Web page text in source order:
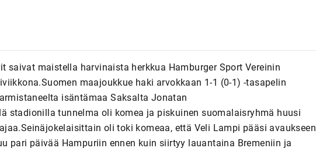
saivat maistella harvinaista herkkua Hamburger Sport Vereinin
maajoukkue haki arvokkaan 1-1 (0-1) -tasapelin
isäntämaa Saksalta Jonatan
stadionilla tunnelma oli komea ja piskuinen suomalaisryhmä huusi
oli toki komeaa, että Veli Lampi pääsi avaukseen
pari päivää Hampuriin ennen kuin siirtyy lauantaina Bremeniin ja